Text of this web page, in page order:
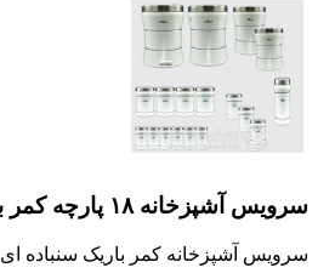
سرویس آشپزخانه ۱۸ پارچه کمر باریک سنباده ای یونیک
سرویس آشپزخانه کمر باریک سنباده ای